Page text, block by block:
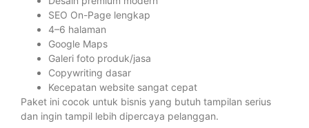
SEO On-Page lengkap
4–6 halaman
Google Maps
Galeri foto produk/jasa
Copywriting dasar
Kecepatan website sangat cepat
Paket ini cocok untuk bisnis yang butuh tampilan serius
dan ingin tampil lebih dipercaya pelanggan.